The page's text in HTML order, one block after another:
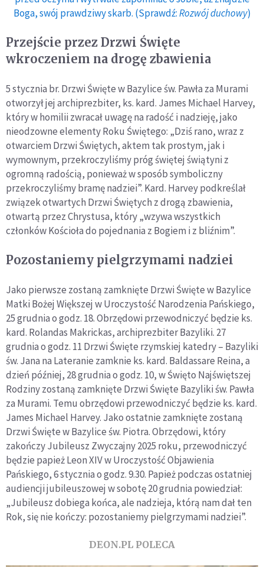
Boga, swój prawdziwy skarb. (Sprawdź:Rozwój duchowy)
Przejście przez Drzwi Święte
wkroczeniem na drogę zbawienia
5 stycznia br. Drzwi Święte w Bazylice św. Pawła za Murami
otworzył jej archiprezbiter, ks. kard. James Michael Harvey,
który w homilii zwracał uwagę na radość i nadzieję, jako
nieodzowne elementy Roku Świętego: „Dziś rano, wraz z
otwarciem Drzwi Świętych, aktem tak prostym, jak i
wymownym, przekroczyliśmy próg świętej świątyni z
ogromną radością, ponieważ w sposób symboliczny
przekroczyliśmy bramę nadziei”. Kard. Harvey podkreślał
związek otwartych Drzwi Świętych z drogą zbawienia,
otwartą przez Chrystusa, który „wzywa wszystkich
członków Kościoła do pojednania z Bogiem i z bliźnim”.
Pozostaniemy pielgrzymami nadziei
Jako pierwsze zostaną zamknięte Drzwi Święte w Bazylice
Matki Bożej Większej w Uroczystość Narodzenia Pańskiego,
25 grudnia o godz. 18. Obrzędowi przewodniczyć będzie ks.
kard. Rolandas Makrickas, archiprezbiter Bazyliki. 27
grudnia o godz. 11 Drzwi Święte rzymskiej katedry – Bazyliki
św. Jana na Lateranie zamknie ks. kard. Baldassare Reina, a
dzień później, 28 grudnia o godz. 10, w Święto Najświętszej
Rodziny zostaną zamknięte Drzwi Święte Bazyliki św. Pawła
za Murami. Temu obrzędowi przewodniczyć będzie ks. kard.
James Michael Harvey. Jako ostatnie zamknięte zostaną
Drzwi Święte w Bazylice św. Piotra. Obrzędowi, który
zakończy Jubileusz Zwyczajny 2025 roku, przewodniczyć
będzie papież Leon XIV w Uroczystość Objawienia
Pańskiego, 6 stycznia o godz. 9.30. Papież podczas ostatniej
audiencji jubileuszowej w sobotę 20 grudnia powiedział:
„Jubileusz dobiega końca, ale nadzieja, którą nam dał ten
Rok, się nie kończy: pozostaniemy pielgrzymami nadziei”.
DEON.PL POLECA